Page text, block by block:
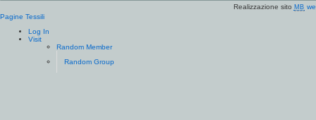
Realizzazione sito MB
Pagine Tessili
Log In
Visit
Random Member
Random Group